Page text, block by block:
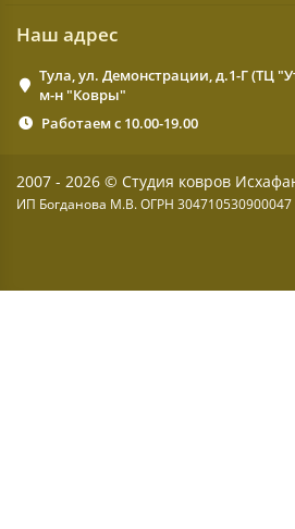
Наш адрес
Тула, ул. Демонстрации, д.1-Г (ТЦ
м-н "Ковры"
Работаем с 10.00-19.00
2007 - 2026 © Студия ковров
ИП Богданова М.В. ОГРН 304710530900047